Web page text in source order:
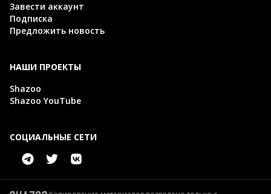
Завести аккаунт
Подписка
Предложить новость
НАШИ ПРОЕКТЫ
Shazoo
Shazoo YouTube
СОЦИАЛЬНЫЕ СЕТИ